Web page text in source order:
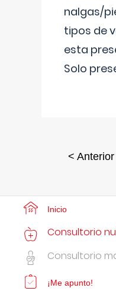
nalgas/
tipos de
esta
Solo
< Anterior
Inicio
Consultorio
Consultorio
¡Me apunto!